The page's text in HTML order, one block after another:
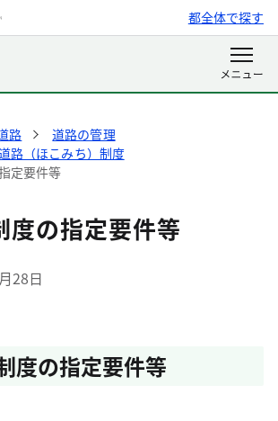
都全体で探す
路
道路の管理
路（ほこみち）制度
定要件等
度の指定要件等
28日
度の指定要件等